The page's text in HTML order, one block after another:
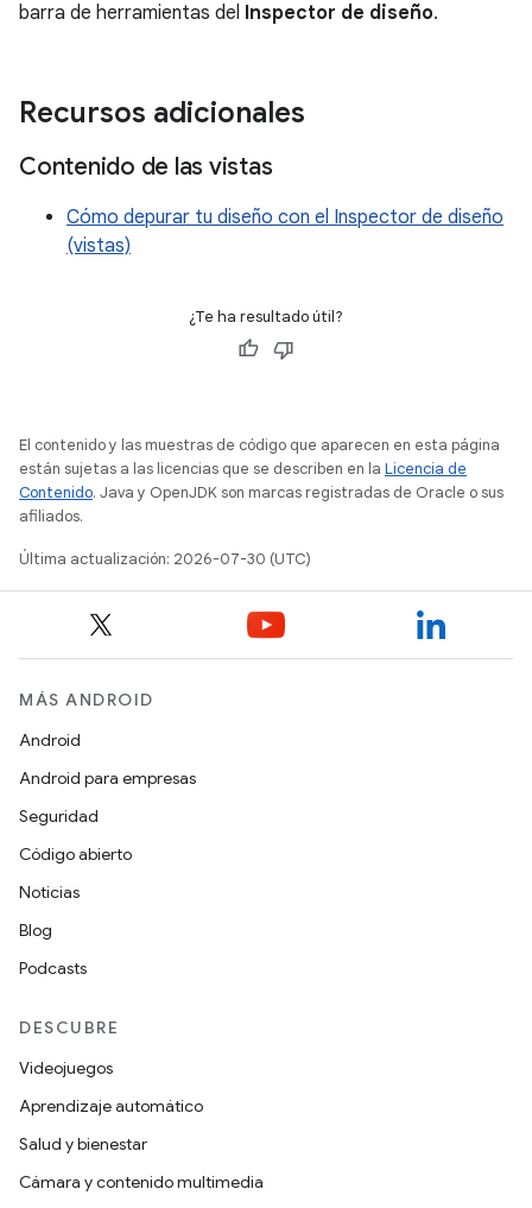
barra de herramientas del Inspector de diseño.
Recursos adicionales
Contenido de las vistas
Cómo depurar tu diseño con el Inspector de diseño
(vistas)
¿Te ha resultado útil?
El contenido y las muestras de código que aparecen en esta página
están sujetas a las licencias que se describen en la Licencia de
Contenido. Java y OpenJDK son marcas registradas de Oracle o sus
afiliados.
Última actualización: 2026-07-30 (UTC)
MÁS ANDROID
Android
Android para empresas
Seguridad
Código abierto
Noticias
Blog
Podcasts
DESCUBRE
Videojuegos
Aprendizaje automático
Salud y bienestar
Cámara y contenido multimedia